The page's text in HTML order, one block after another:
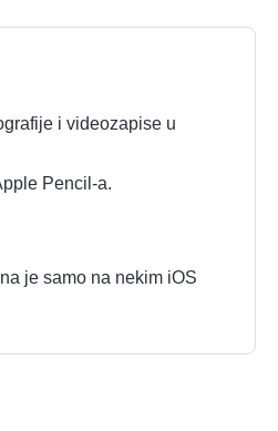
i videozapise u
Pencil-a.
je samo na nekim iOS